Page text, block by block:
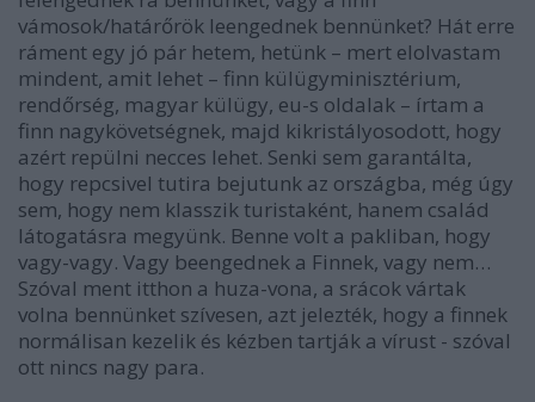
vámosok/határőrök leengednek bennünket? Hát erre
ráment egy jó pár hetem, hetünk – mert elolvastam
mindent, amit lehet – finn külügyminisztérium,
rendőrség, magyar külügy, eu-s oldalak – írtam a
finn nagykövetségnek, majd kikristályosodott, hogy
azért repülni necces lehet. Senki sem garantálta,
hogy repcsivel tutira bejutunk az országba, még úgy
sem, hogy nem klasszik turistaként, hanem család
látogatásra megyünk. Benne volt a pakliban, hogy
vagy-vagy. Vagy beengednek a Finnek, vagy nem…
Szóval ment itthon a huza-vona, a srácok vártak
volna bennünket szívesen, azt jelezték, hogy a finnek
normálisan kezelik és kézben tartják a vírust - szóval
ott nincs nagy para.